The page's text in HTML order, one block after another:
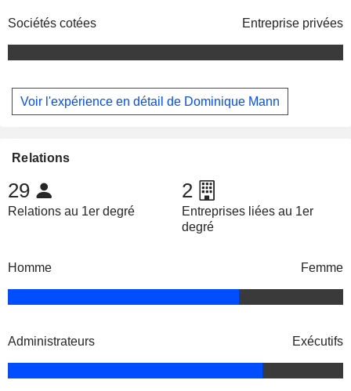
Sociétés cotées Entreprise privées
Voir l'expérience en détail de Dominique Mann
Relations
29
Relations au 1er degré
2
Entreprises liées au 1er
degré
Homme Femme
Administrateurs Exécutifs